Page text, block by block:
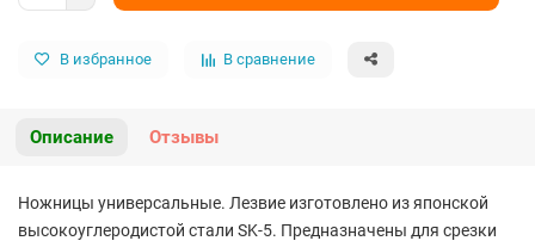
В избранное В сравнение
Описание Отзывы
Ножницы универсальные. Лезвие изготовлено из японской
высокоуглеродистой стали SK-5. Предназначены для срезки